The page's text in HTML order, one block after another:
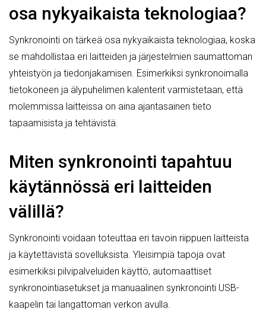
osa nykyaikaista teknologiaa?
Synkronointi on tärkeä osa nykyaikaista teknologiaa, koska
se mahdollistaa eri laitteiden ja järjestelmien saumattoman
yhteistyön ja tiedonjakamisen. Esimerkiksi synkronoimalla
tietokoneen ja älypuhelimen kalenterit varmistetaan, että
molemmissa laitteissa on aina ajantasainen tieto
tapaamisista ja tehtävistä.
Miten synkronointi tapahtuu
käytännössä eri laitteiden
välillä?
Synkronointi voidaan toteuttaa eri tavoin riippuen laitteista
ja käytettävistä sovelluksista. Yleisimpiä tapoja ovat
esimerkiksi pilvipalveluiden käyttö, automaattiset
synkronointiasetukset ja manuaalinen synkronointi USB-
kaapelin tai langattoman verkon avulla.